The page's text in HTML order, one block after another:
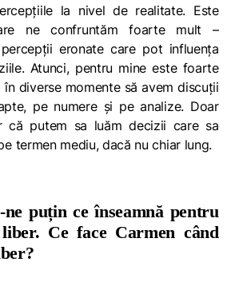
la nivel de realitate. Este
ne confruntăm foarte mult –
eronate care pot influența
Atunci, pentru mine este foarte
diverse momente să avem discuții
pe numere și pe analize. Doar
că putem sa luăm decizii care sa
termen mediu, dacă nu chiar lung.
ne puțin ce înseamnă pentru
Ce face Carmen când